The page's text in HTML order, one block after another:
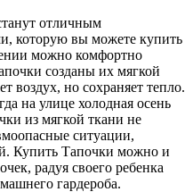
отличным
которую вы можете купить
можно комфортно
созданы их мягкой
воздух, но сохраняет тепло.
на улице холодная осень
из мягкой ткани не
ситуации,
Купить Тапочки можно и
радуя своего ребенка
гардероба.